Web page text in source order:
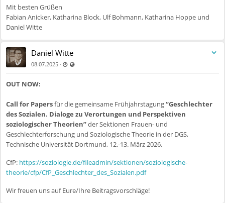
Mit besten Grüßen
Fabian Anicker, Katharina Block, Ulf Bohmann, Katharina Hoppe und
Daniel Witte
Daniel Witte
08.07.2025 · Zuletzt aktualisiert 11.07.2025 - 09:54
OUT NOW:
Call for Papersfür die gemeinsame Frühjahrstagung“Geschlechter
des Sozialen. Dialoge zu Verortungen und Perspektiven
soziologischer Theorien”der Sektionen Frauen- und
Geschlechterforschung und Soziologische Theorie in der DGS,
Technische Universität Dortmund, 12.-13. März 2026.
CfP: https://soziologie.de/fileadmin/sektionen/soziologische-
theorie/cfp/CfP_Geschlechter_des_Sozialen.pdf
Wir freuen uns auf Eure/Ihre Beitragsvorschläge!